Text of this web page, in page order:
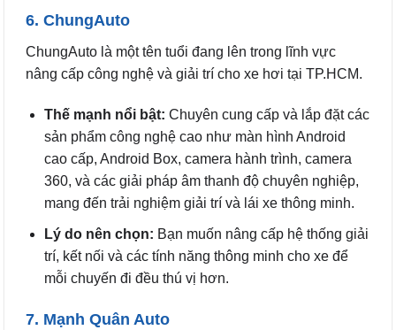
6. ChungAuto
ChungAuto là một tên tuổi đang lên trong lĩnh vực
nâng cấp công nghệ và giải trí cho xe hơi tại TP.HCM.
Thế mạnh nổi bật: Chuyên cung cấp và lắp đặt các
sản phẩm công nghệ cao như màn hình Android
cao cấp, Android Box, camera hành trình, camera
360, và các giải pháp âm thanh độ chuyên nghiệp,
mang đến trải nghiệm giải trí và lái xe thông minh.
Lý do nên chọn: Bạn muốn nâng cấp hệ thống giải
trí, kết nối và các tính năng thông minh cho xe để
mỗi chuyến đi đều thú vị hơn.
7. Mạnh Quân Auto